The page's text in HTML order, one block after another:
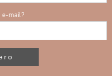
e-mail?